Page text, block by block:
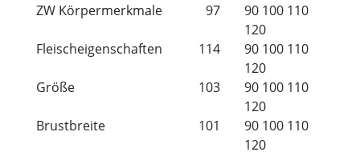
ZW Körpermerkmale
97 90 100 110
120
Fleischeigenschaften
114 90 100 110
120
Größe
103 90 100 110
120
Brustbreite
101 90 100 110
120